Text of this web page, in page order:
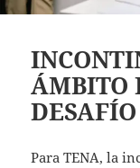
ÁMBITO
Para TENA, la